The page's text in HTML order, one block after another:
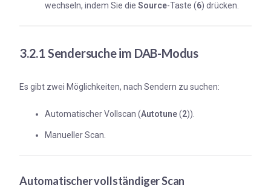
wechseln, indem Sie die Source-Taste (6) drücken.
3.2.1 Sendersuche im DAB-Modus
Es gibt zwei Möglichkeiten, nach Sendern zu suchen:
Automatischer Vollscan (Autotune(2)).
Manueller Scan.
Automatischer vollständiger Scan